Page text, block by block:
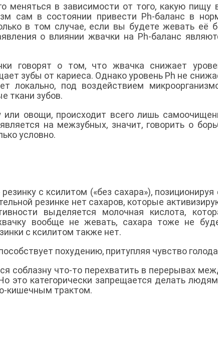
меняться в зависимости от того, какую пищу
сам в состоянии привести Ph-баланс в
в том случае, если вы будете жевать её
о влиянии жвачки на Ph-баланс
говорят о том, что жвачка снижает
зубы от кариеса. Однако уровень Ph не
локально, под воздействием
ткани зубов.
овощи, происходит всего лишь
на межзубных, значит, говорить о
условно.
с ксилитом («без сахара»), позиционируя
резинке нет сахаров, которые
выделяется молочная кислота,
вообще не жевать, сахара тоже не
с ксилитом также нет.
похудению, притупляя чувство
соблазну что-то перехватить в перерывах
это категорически запрещается делать
кишечным трактом.